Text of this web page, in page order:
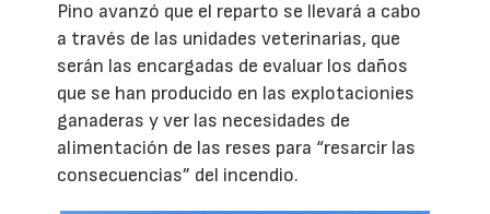
Pino avanzó que el reparto se llevará a cabo
a través de las unidades veterinarias, que
serán las encargadas de evaluar los daños
que se han producido en las explotacionies
ganaderas y ver las necesidades de
alimentación de las reses para “resarcir las
consecuencias” del incendio.